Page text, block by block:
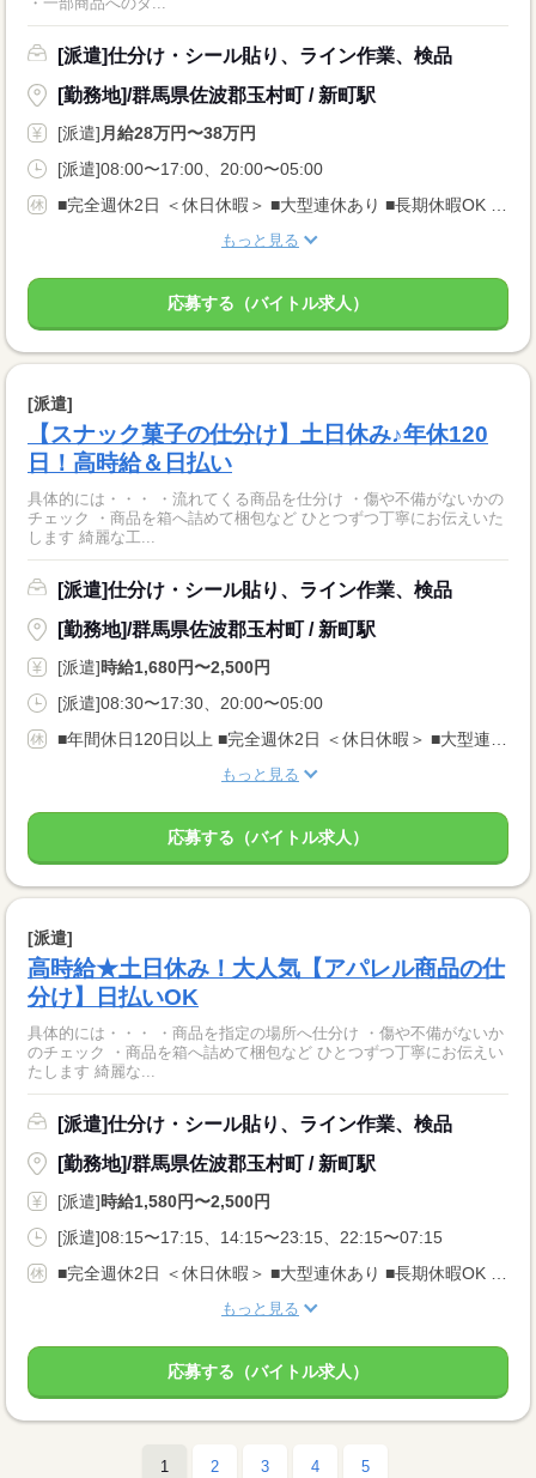
[派遣]仕分け・シール貼り、ライン作業、検品
[勤務地]/群馬県佐波郡玉村町 / 新町駅
[派遣] 月給28万円〜38万円
[派遣]08:00〜17:00、20:00〜05:00
もっと見る
応募する（バイトル求人）
[派遣]
【スナック菓子の仕分け】土日休み♪年休120
日！高時給＆日払い
具体的には・・・ ・流れてくる商品を仕分け ・傷や不備がないかの
チェック ・商品を箱へ詰めて梱包など ひとつずつ丁寧にお伝えいた
します 綺麗な工...
[派遣]仕分け・シール貼り、ライン作業、検品
[勤務地]/群馬県佐波郡玉村町 / 新町駅
[派遣]時給1,680円〜2,500円
[派遣]08:30〜17:30、20:00〜05:00
もっと見る
応募する（バイトル求人）
[派遣]
高時給★土日休み！大人気【アパレル商品の仕
分け】日払いOK
具体的には・・・ ・商品を指定の場所へ仕分け ・傷や不備がないか
のチェック ・商品を箱へ詰めて梱包など ひとつずつ丁寧にお伝えい
たします 綺麗な...
[派遣]仕分け・シール貼り、ライン作業、検品
[勤務地]/群馬県佐波郡玉村町 / 新町駅
[派遣]時給1,580円〜2,500円
[派遣]08:15〜17:15、14:15〜23:15、22:15〜07:15
もっと見る
応募する（バイトル求人）
1 2 3 4 5